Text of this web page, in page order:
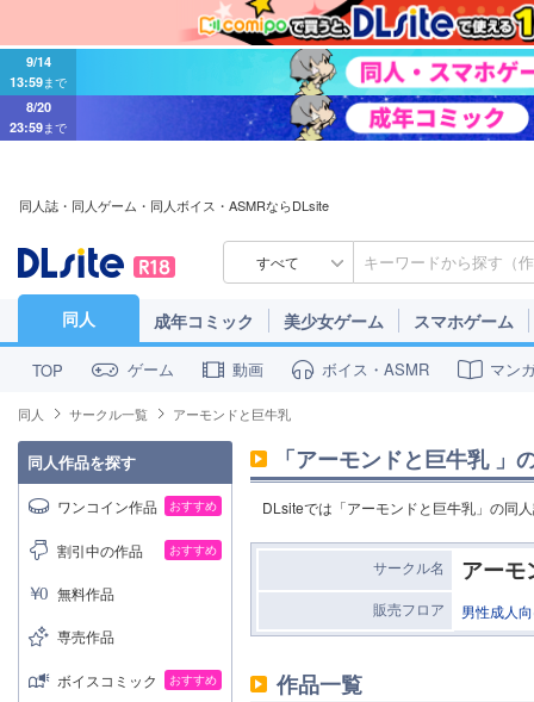
9/14
13:59まで
8/20
23:59まで
同人誌・同人ゲーム・同人ボイス・ASMRならDLsite
すべて
同人 成年コミック 美少女ゲーム スマホゲーム
TOP ゲーム 動画 ボイス・ASMR マン
同人 サークル一覧 アーモンドと巨牛乳
「アーモンドと巨牛乳 」
DLsiteでは「アーモンドと巨牛乳」の同
サークル名 アーモ
販売フロア 男性成人
作品一覧
同人作品を探す
ワンコイン作品 おすすめ
割引中の作品 おすすめ
無料作品
専売作品
ボイスコミック おすすめ